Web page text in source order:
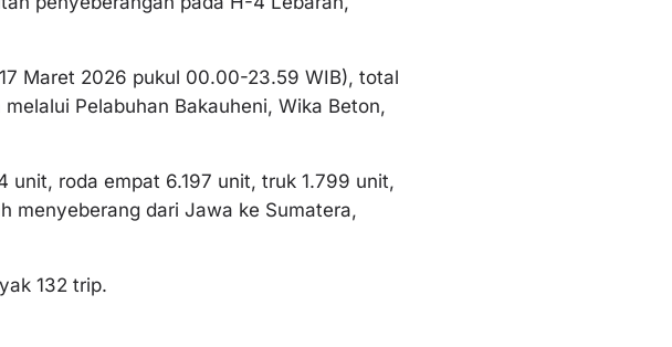
Maret 2026 pukul 00.00-23.59 WIB), total
Pelabuhan Bakauheni, Wika Beton,
unit, roda empat 6.197 unit, truk 1.799 unit,
menyeberang dari Jawa ke Sumatera,
132 trip.